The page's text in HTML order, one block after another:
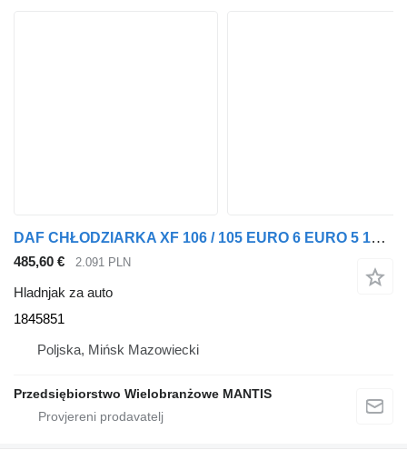
DAF CHŁODZIARKA XF 106 / 105 EURO 6 EURO 5 1845851 hladnjak za auto za DAF XF 105 / 106 tegljača
485,60 € 2.091 PLN
Hladnjak za auto
1845851
Poljska, Mińsk Mazowiecki
Przedsiębiorstwo Wielobranżowe MANTIS